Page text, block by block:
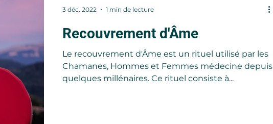
Recouvrement d'Âme
Le recouvrement d'Âme est un rituel utilisé par les
Chamanes, Hommes et Femmes médecine depuis
quelques millénaires. Ce rituel consiste à...
3 déc. 2022 1 min de lecture